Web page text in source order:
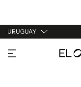
URUGUAY
URUGUAY
ARGENTINA